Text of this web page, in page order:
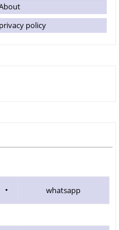
privacy policy
whatsapp